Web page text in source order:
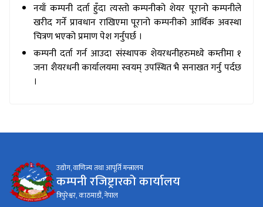
नयाँ कम्पनी दर्ता हुँदा त्यस्तो कम्पनीको शेयर पूरानो कम्पनीले
खरीद गर्ने प्रावधान राखिएमा पूरानो कम्पनीको आर्थिक अवस्था
चित्रण भएको प्रमाण पेश गर्नुपर्छ ।
कम्पनी दर्ता गर्न आउदा संस्थापक शेयरधनीहरुमध्ये कम्तीमा १
जना शैयरधनी कार्यालयमा स्वयम् उपस्थित भै सनाखत गर्नु पर्दछ
।
उद्योग, वाणिज्य तथा आपूर्ति मन्त्रालय
कम्पनी रजिष्ट्रारको कार्यालय
त्रिपुरेश्वर, काठमाडौं, नेपाल